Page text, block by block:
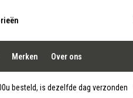
Merken Over ons
besteld, is dezelfde dag verzonden